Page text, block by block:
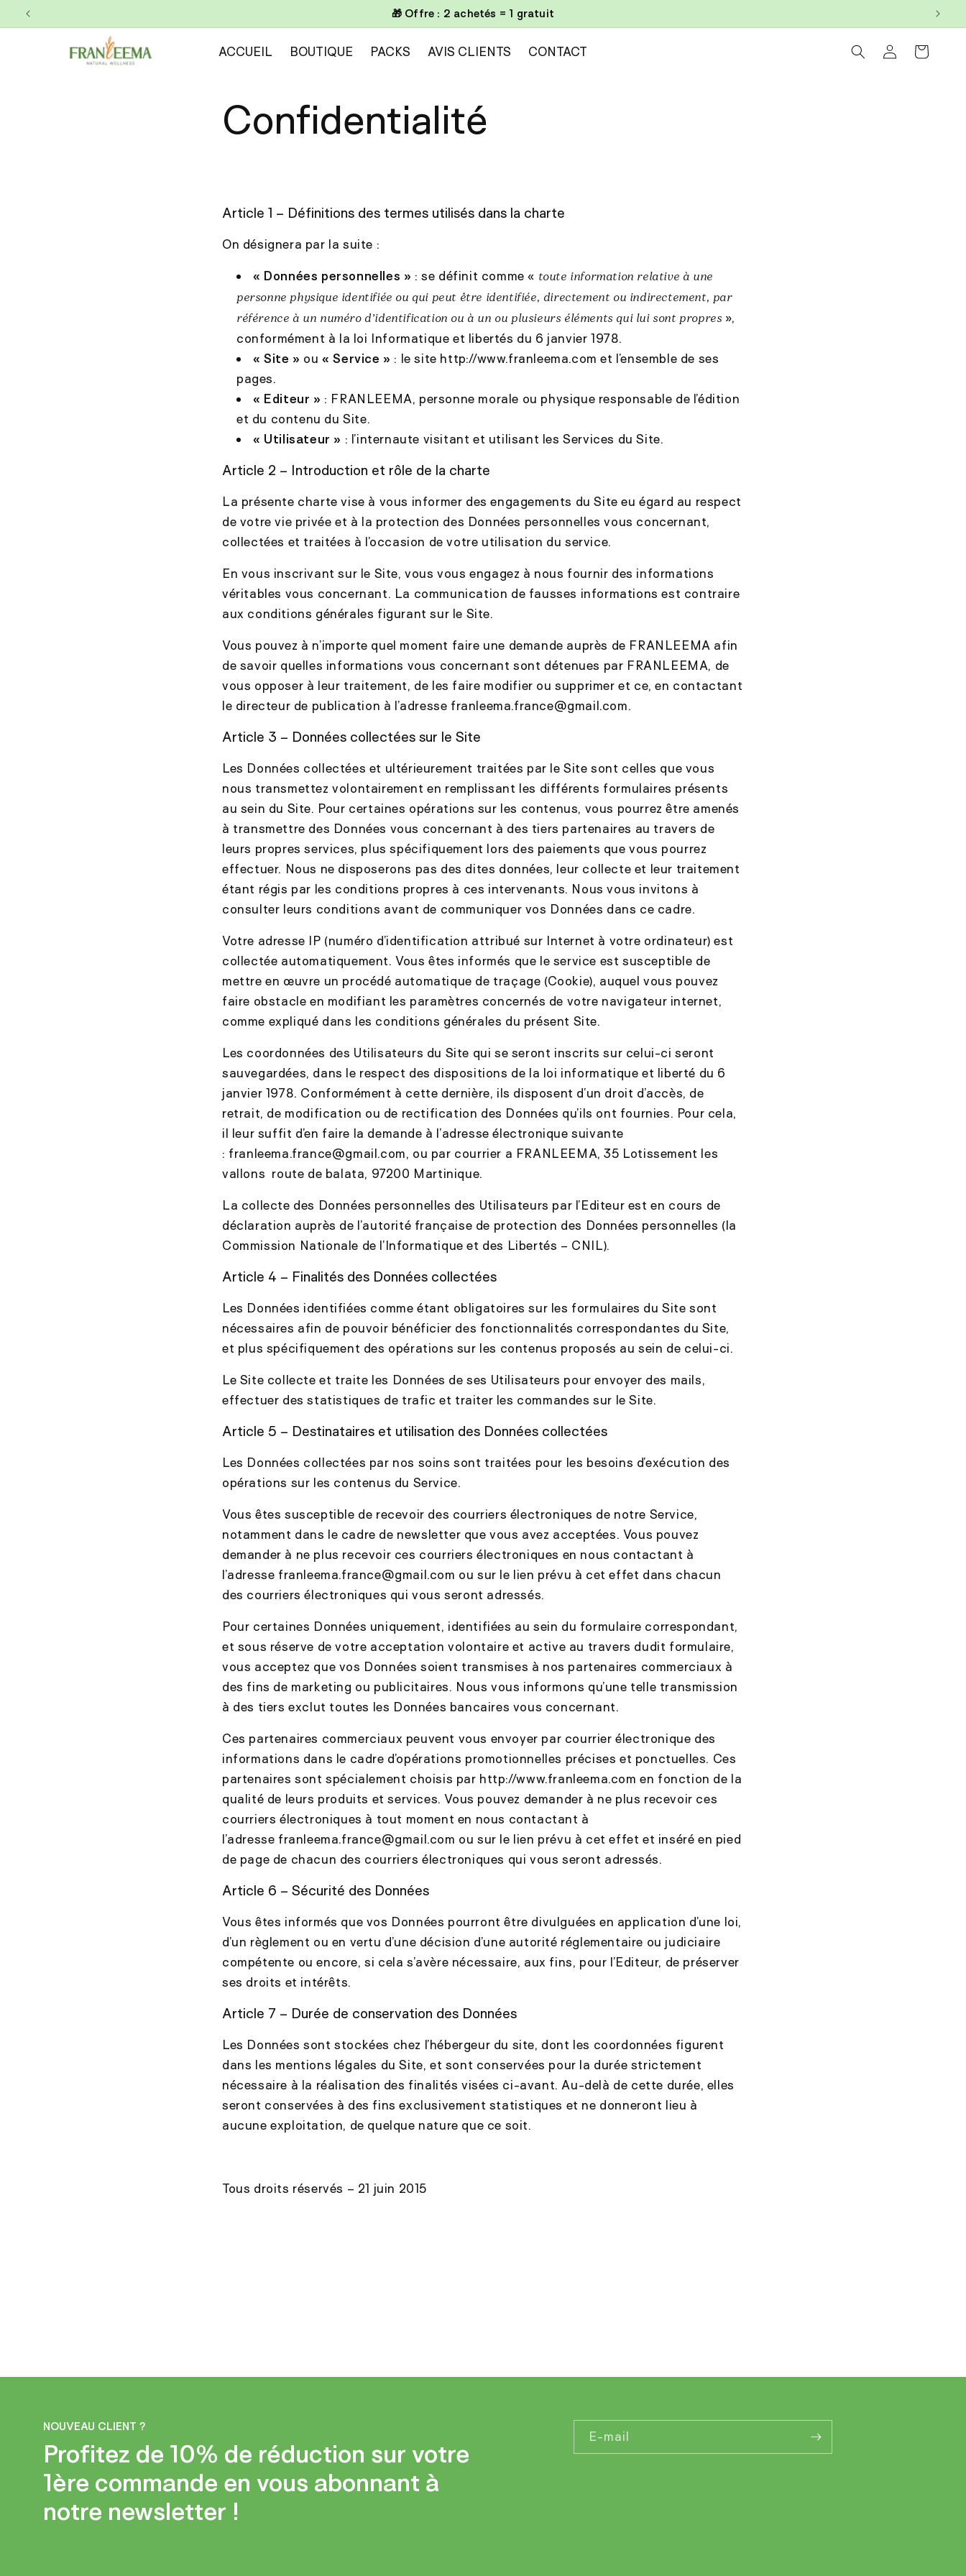
passer
au
📦 Livraison gratuite à partir de 100€
ACCUEIL BOUTIQUE PACKS AVIS CLIENTS CONTACT ConnexionPanier
Confidentialité
Article 1 – Définitions des termes utilisés dans la charte
On désignera par la suite :
« Données personnelles » : se définit comme « toute information relative à une
personne physique identifiée ou qui peut être identifiée, directement ou indirectement, par
référence à un numéro d’identification ou à un ou plusieurs éléments qui lui sont propres »,
conformément à la loi Informatique et libertés du 6 janvier 1978.
« Site » ou« Service » : le site http://www.franleema.com et l’ensemble de ses
pages.
« Editeur » : FRANLEEMA, personne morale ou physique responsable de l’édition
et du contenu du Site.
« Utilisateur » : l’internaute visitant et utilisant les Services du Site.
Article 2 – Introduction et rôle de la charte
La présente charte vise à vous informer des engagements du Site eu égard au respect
de votre vie privée et à la protection des Données personnelles vous concernant,
collectées et traitées à l’occasion de votre utilisation du service.
En vous inscrivant sur le Site, vous vous engagez à nous fournir des informations
véritables vous concernant. La communication de fausses informations est contraire
aux conditions générales figurant sur le Site.
Vous pouvez à n’importe quel moment faire une demande auprès de FRANLEEMA afin
de savoir quelles informations vous concernant sont détenues par FRANLEEMA, de
vous opposer à leur traitement, de les faire modifier ou supprimer et ce, en contactant
le directeur de publication à l’adresse franleema.france@gmail.com.
Article 3 – Données collectées sur le Site
Les Données collectées et ultérieurement traitées par le Site sont celles que vous
nous transmettez volontairement en remplissant les différents formulaires présents
au sein du Site. Pour certaines opérations sur les contenus, vous pourrez être amenés
à transmettre des Données vous concernant à des tiers partenaires au travers de
leurs propres services, plus spécifiquement lors des paiements que vous pourrez
effectuer. Nous ne disposerons pas des dites données, leur collecte et leur traitement
étant régis par les conditions propres à ces intervenants. Nous vous invitons à
consulter leurs conditions avant de communiquer vos Données dans ce cadre.
Votre adresse IP (numéro d’identification attribué sur Internet à votre ordinateur) est
collectée automatiquement. Vous êtes informés que le service est susceptible de
mettre en œuvre un procédé automatique de traçage (Cookie), auquel vous pouvez
faire obstacle en modifiant les paramètres concernés de votre navigateur internet,
comme expliqué dans les conditions générales du présent Site.
Les coordonnées des Utilisateurs du Site qui se seront inscrits sur celui-ci seront
sauvegardées, dans le respect des dispositions de la loi informatique et liberté du 6
janvier 1978. Conformément à cette dernière, ils disposent d’un droit d’accès, de
retrait, de modification ou de rectification des Données qu’ils ont fournies. Pour cela,
il leur suffit d’en faire la demande à l’adresse électronique suivante
: franleema.france@gmail.com, ou par courrier a FRANLEEMA, 35 Lotissement les
vallons route de balata, 97200 Martinique.
La collecte des Données personnelles des Utilisateurs par l’Editeur est en cours de
déclaration auprès de l’autorité française de protection des Données personnelles (la
Commission Nationale de l’Informatique et des Libertés – CNIL).
Article 4 – Finalités des Données collectées
Les Données identifiées comme étant obligatoires sur les formulaires du Site sont
nécessaires afin de pouvoir bénéficier des fonctionnalités correspondantes du Site,
et plus spécifiquement des opérations sur les contenus proposés au sein de celui-ci.
Le Site collecte et traite les Données de ses Utilisateurs pour envoyer des mails,
effectuer des statistiques de trafic et traiter les commandes sur le Site.
Article 5 – Destinataires et utilisation des Données collectées
Les Données collectées par nos soins sont traitées pour les besoins d’exécution des
opérations sur les contenus du Service.
Vous êtes susceptible de recevoir des courriers électroniques de notre Service,
notamment dans le cadre de newsletter que vous avez acceptées. Vous pouvez
demander à ne plus recevoir ces courriers électroniques en nous contactant à
l’adresse franleema.france@gmail.com ou sur le lien prévu à cet effet dans chacun
des courriers électroniques qui vous seront adressés.
Pour certaines Données uniquement, identifiées au sein du formulaire correspondant,
et sous réserve de votre acceptation volontaire et active au travers dudit formulaire,
vous acceptez que vos Données soient transmises à nos partenaires commerciaux à
des fins de marketing ou publicitaires. Nous vous informons qu’une telle transmission
à des tiers exclut toutes les Données bancaires vous concernant.
Ces partenaires commerciaux peuvent vous envoyer par courrier électronique des
informations dans le cadre d’opérations promotionnelles précises et ponctuelles. Ces
partenaires sont spécialement choisis par http://www.franleema.com en fonction de la
qualité de leurs produits et services. Vous pouvez demander à ne plus recevoir ces
courriers électroniques à tout moment en nous contactant à
l’adresse franleema.france@gmail.com ou sur le lien prévu à cet effet et inséré en pied
de page de chacun des courriers électroniques qui vous seront adressés.
Article 6 – Sécurité des Données
Vous êtes informés que vos Données pourront être divulguées en application d’une loi,
d’un règlement ou en vertu d’une décision d’une autorité réglementaire ou judiciaire
compétente ou encore, si cela s’avère nécessaire, aux fins, pour l’Editeur, de préserver
ses droits et intérêts.
Article 7 – Durée de conservation des Données
Les Données sont stockées chez l’hébergeur du site, dont les coordonnées figurent
dans les mentions légales du Site, et sont conservées pour la durée strictement
nécessaire à la réalisation des finalités visées ci-avant. Au-delà de cette durée, elles
seront conservées à des fins exclusivement statistiques et ne donneront lieu à
aucune exploitation, de quelque nature que ce soit.
Tous droits réservés – 21 juin 2015
NOUVEAU CLIENT ?
Profitez de 10% de réduction sur votre
1ère commande en vous abonnant à
notre newsletter !
E-mail